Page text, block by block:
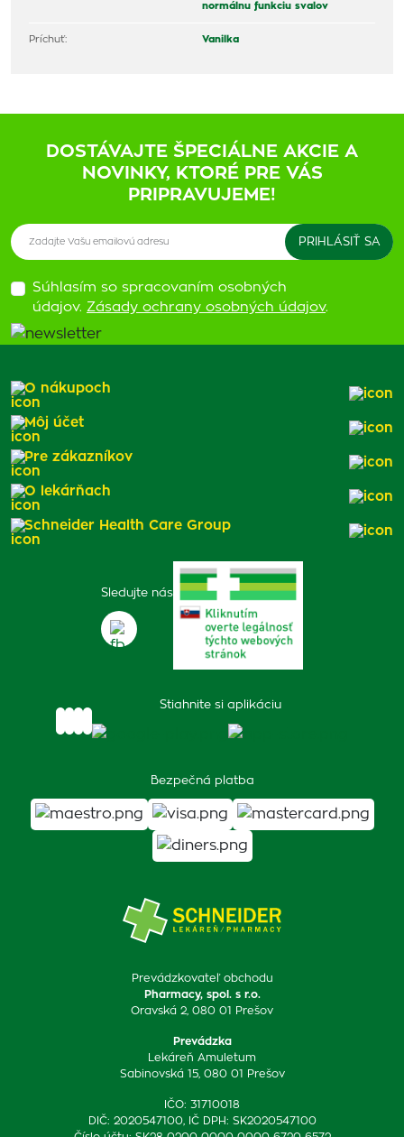
normálnu funkciu svalov
Príchuť: Vanilka
DOSTÁVAJTE ŠPECIÁLNE AKCIE A
NOVINKY, KTORÉ PRE VÁS
PRIPRAVUJEME!
Súhlasím so spracovaním osobných
údajov. Zásady ochrany osobných údajov.
Prevádzkovateľ obchodu
Pharmacy, spol. s r.o.
Oravská 2, 080 01 Prešov
Prevádzka
Lekáreň Amuletum
Sabinovská 15, 080 01 Prešov
IČO: 31710018
DIČ: 2020547100, IČ DPH: SK2020547100
Sledujte nás
Stiahnite si aplikáciu
Bezpečná platba
O nákupoch
Môj účet
Pre zákazníkov
O lekárňach
Schneider Health Care Group